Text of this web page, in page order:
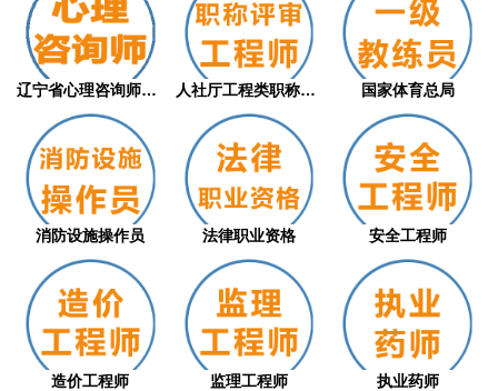
辽宁省心理咨询师职业技能等级评价证书（从... 人社厅工程类职称评审 国家体育总局
消防设施操作员 法律职业资格 安全工程师
造价工程师 监理工程师 执业药师